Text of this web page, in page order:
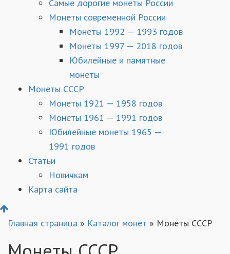
Самые дорогие монеты России
Монеты современной России
Монеты 1992 — 1993 годов
Монеты 1997 — 2018 годов
Юбилейные и памятные
монеты
Монеты СССР
Монеты 1921 — 1958 годов
Монеты 1961 — 1991 годов
Юбилейные монеты 1965 —
1991 годов
Статьи
Новичкам
Карта сайта
Главная страница » Каталог монет » Монеты СССР